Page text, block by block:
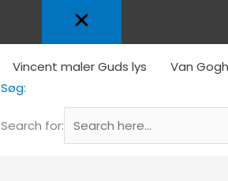
Vincent maler Guds lys Van
Søg:
Search for: